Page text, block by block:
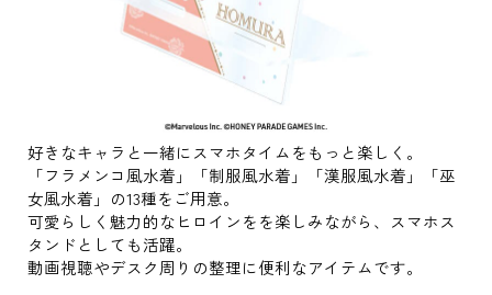
好きなキャラと一緒にスマホタイムをもっと楽しく。
「フラメンコ風水着」「制服風水着」「漢服風水着」「巫
女風水着」の13種をご用意。
可愛らしく魅力的なヒロインをを楽しみながら、スマホス
タンドとしても活躍。
動画視聴やデスク周りの整理に便利なアイテムです。